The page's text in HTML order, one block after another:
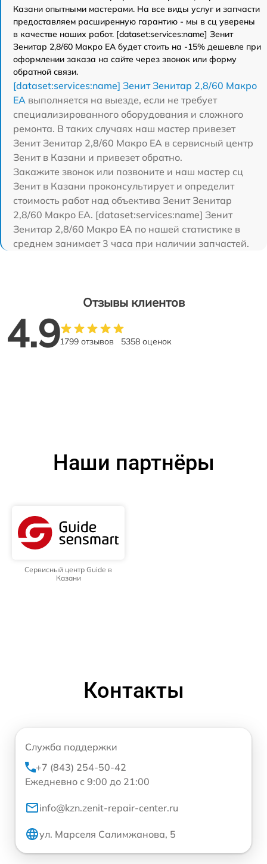
Казани опытными мастерами. На все виды услуг и запчасти
предоставляем расширенную гарантию - мы в сц уверены
в качестве наших работ. [dataset:services:name] Зенит
Зенитар 2,8/60 Макро ЕА будет стоить на -15% дешевле при
оформлении заказа на сайте через звонок или форму
обратной связи.
[dataset:services:name] Зенит Зенитар 2,8/60 Макро
ЕА выполняется на выезде, если не требует
специализированного оборудования и сложного
ремонта. В таких случаях наш мастер привезет
Зенит Зенитар 2,8/60 Макро ЕА в сервисный центр
Зенит в Казани и привезет обратно.
Закажите звонок или позвоните и наш мастер сц
Зенит в Казани проконсультирует и определит
стоимость работ над объектива Зенит Зенитар
2,8/60 Макро ЕА. [dataset:services:name] Зенит
Зенитар 2,8/60 Макро ЕА по нашей статистике в
среднем занимает 3 часа при наличии запчастей.
Отзывы клиентов
4.91799 отзывов 5358 оценок
Наши партнёры
Сервисный центр Guide в
Казани
Контакты
Служба поддержки
+7 (843) 254-50-42
Ежедневно с 9:00 до 21:00
info@kzn.zenit-repair-center.ru
ул. Марселя Салимжанова, 5